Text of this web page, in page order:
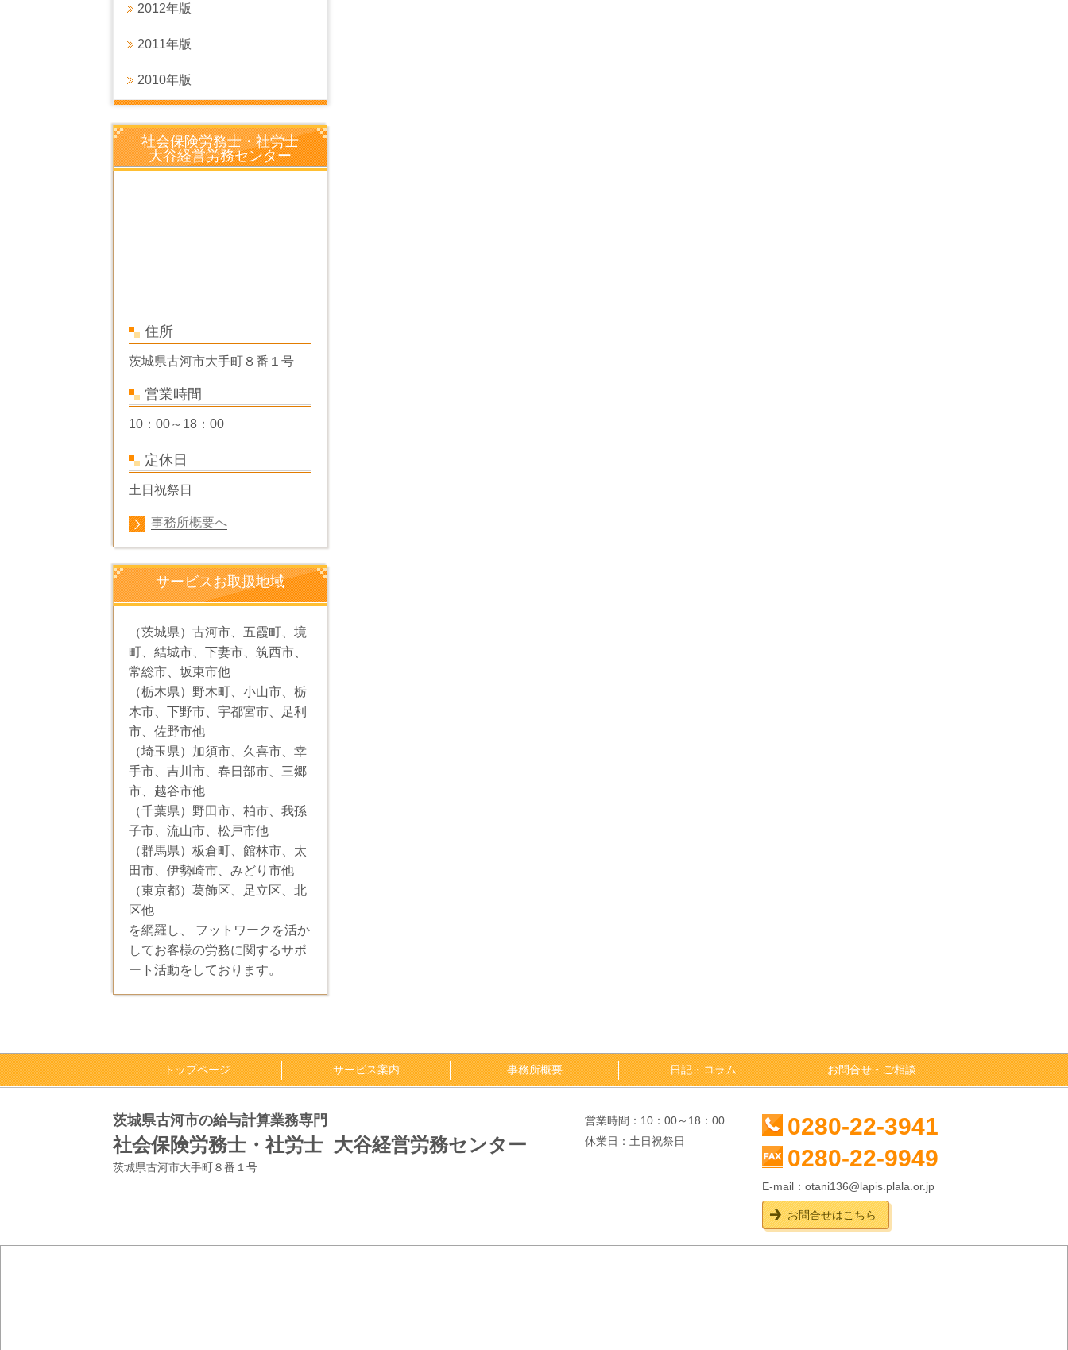
2012年版
2011年版
2010年版
社会保険労務士・社労士
大谷経営労務センター
住所
茨城県古河市大手町８番１号
営業時間
10：00～18：00
定休日
土日祝祭日
事務所概要へ
サービスお取扱地域
（茨城県）古河市、五霞町、境
町、結城市、下妻市、筑西市、
常総市、坂東市他
（栃木県）野木町、小山市、栃
木市、下野市、宇都宮市、足利
市、佐野市他
（埼玉県）加須市、久喜市、幸
手市、吉川市、春日部市、三郷
市、越谷市他
（千葉県）野田市、柏市、我孫
子市、流山市、松戸市他
（群馬県）板倉町、館林市、太
田市、伊勢崎市、みどり市他
（東京都）葛飾区、足立区、北
区他
を網羅し、 フットワークを活か
してお客様の労務に関するサポ
ート活動をしております。
トップページ サービス案内 事務所概要 日記・コラム お問合せ・ご相談
茨城県古河市の給与計算業務専門
社会保険労務士・社労士 大谷経営労務センター
茨城県古河市大手町８番１号
営業時間：10：00～18：00
休業日：土日祝祭日
0280-22-3941
0280-22-9949
E-mail： otani136@lapis.plala.or.jp
お問合せはこちら